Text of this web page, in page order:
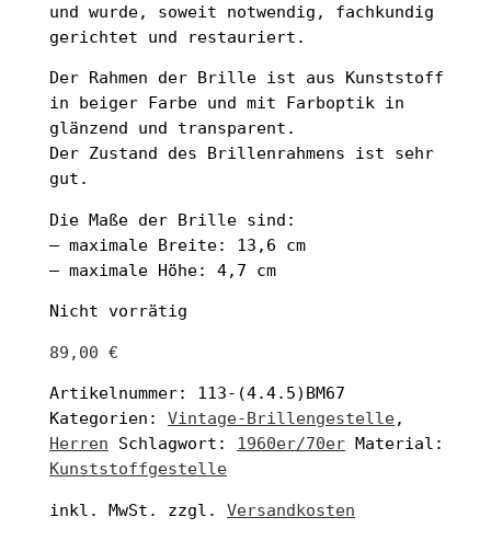
und wurde, soweit notwendig, fachkundig
gerichtet und restauriert.
Der Rahmen der Brille ist aus Kunststoff
in beiger Farbe und mit Farboptik in
glänzend und transparent.
Der Zustand des Brillenrahmens ist sehr
gut.
Die Maße der Brille sind:
– maximale Breite: 13,6 cm
– maximale Höhe: 4,7 cm
Nicht vorrätig
89,00€
Artikelnummer: 113-(4.4.5)BM67
Kategorien:Vintage-Brillengestelle,
Herren
Schlagwort: 1960er/70er
Material:
Kunststoffgestelle
inkl. MwSt. zzgl.Versandkosten